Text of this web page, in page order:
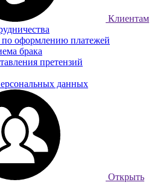
Клиентам
оформлению платежей
брака
претензий
данных
Открыть